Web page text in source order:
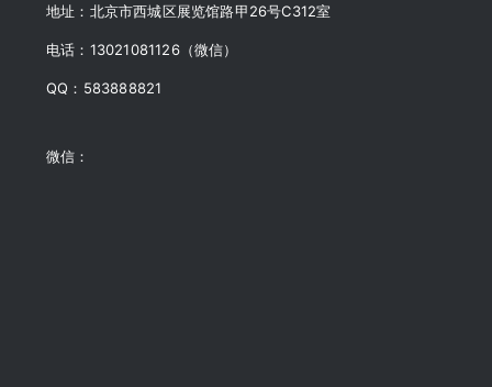
地址：北京市西城区展览馆路甲26号C312室
电话：13021081126（微信）
QQ：583888821
微信：